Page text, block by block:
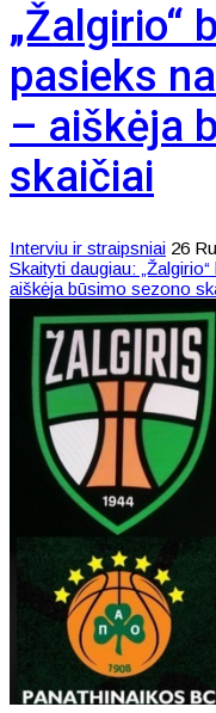
„Žalgirio“
pasieks
– aiškėja
skaičiai
Interviu ir straipsniai 26
Skaityti daugiau:
aiškėja būsimo sezono